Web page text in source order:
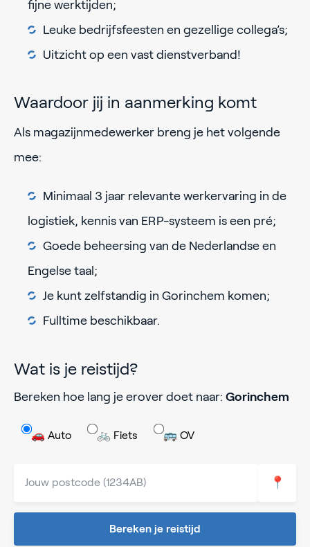
fijne werktijden;
Leuke bedrijfsfeesten en gezellige collega’s;
Uitzicht op een vast dienstverband!
Waardoor jij in aanmerking komt
Als magazijnmedewerker breng je het volgende
mee:
Minimaal 3 jaar relevante werkervaring in de
logistiek, kennis van ERP-systeem is een pré;
Goede beheersing van de Nederlandse en
Engelse taal;
Je kunt zelfstandig in Gorinchem komen;
Fulltime beschikbaar.
Wat is je reistijd?
Bereken hoe lang je erover doet naar: Gorinchem
🚗 Auto 🚲 Fiets 🚌 OV
📍
Bereken je reistijd